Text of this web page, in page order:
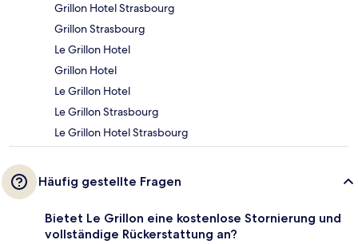
Grillon Hotel Strasbourg
Grillon Strasbourg
Le Grillon Hotel
Grillon Hotel
Le Grillon Hotel
Le Grillon Strasbourg
Le Grillon Hotel Strasbourg
Häufig gestellte Fragen
Bietet Le Grillon eine kostenlose Stornierung und
vollständige Rückerstattung an?